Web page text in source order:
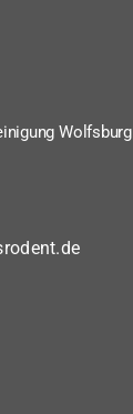
Wolfsburg